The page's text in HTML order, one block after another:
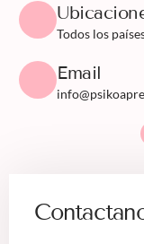
Todos los
Email